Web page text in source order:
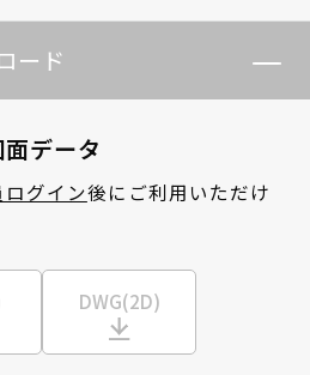
ード
面データ
ログイン後にご利用いただけ
DWG(2D)